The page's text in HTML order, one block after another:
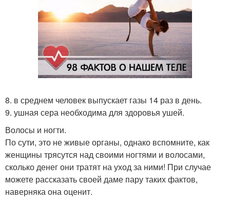
8. в среднем человек выпускает газы 14 раз в день.
9. ушная сера необходима для здоровья ушей.
Волосы и ногти.
По сути, это не живые органы, однако вспомните, как
женщины трясутся над своими ногтями и волосами,
сколько денег они тратят на уход за ними! При случае
можете рассказать своей даме пару таких фактов,
наверняка она оценит.